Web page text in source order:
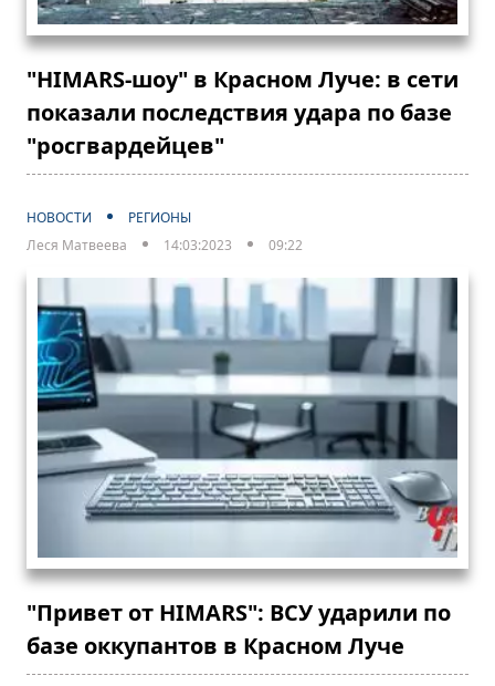
"HIMARS-шоу" в Красном Луче: в сети
показали последствия удара по базе
"росгвардейцев"
НОВОСТИ
РЕГИОНЫ
Леся Матвеева
14:03:2023 09:22
"Привет от HIMARS": ВСУ ударили по
базе оккупантов в Красном Луче